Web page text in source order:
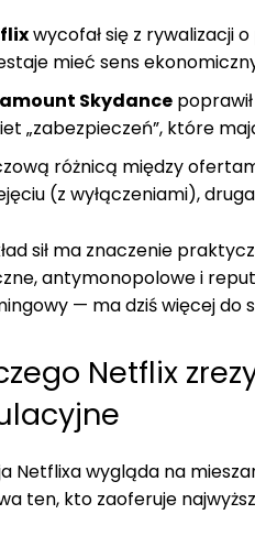
wycofał się z rywalizacji
mieć sens
Skydance
„zabezpieczeń”, które
różnicą między
(z wyłączeniami),
sił ma znaczenie
antymonopolowe i
— ma dziś więcej do
Netflix
Netflixa wygląda na
ten, kto zaoferuje